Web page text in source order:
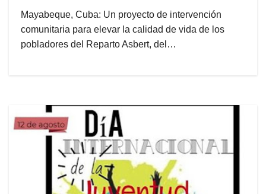
Mayabeque, Cuba: Un proyecto de intervención
comunitaria para elevar la calidad de vida de los
pobladores del Reparto Asbert, del…